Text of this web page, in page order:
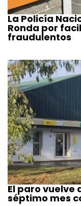
La Policía
Ronda por
fraudulentos
El paro vuelve
séptimo mes